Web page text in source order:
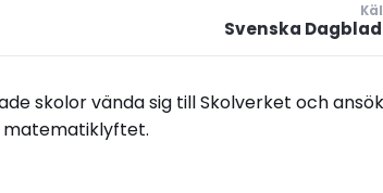
Svenska
skolor vända sig till Skolverket och
matematiklyftet.